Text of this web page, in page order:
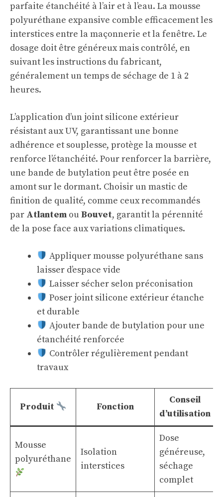
parfaite étanchéité à l’air et à l’eau. La mousse
polyuréthane expansive comble efficacement les
interstices entre la maçonnerie et la fenêtre. Le
dosage doit être généreux mais contrôlé, en
suivant les instructions du fabricant,
généralement un temps de séchage de 1 à 2
heures.
L’application d’un joint silicone extérieur
résistant aux UV, garantissant une bonne
adhérence et souplesse, protège la mousse et
renforce l’étanchéité. Pour renforcer la barrière,
une bande de butylation peut être posée en
amont sur le dormant. Choisir un mastic de
finition de qualité, comme ceux recommandés
par Atlantem ou Bouvet, garantit la pérennité
de la pose face aux variations climatiques.
Appliquer mousse polyuréthane sans
laisser d’espace vide
Laisser sécher selon préconisation
Poser joint silicone extérieur étanche
et durable
Ajouter bande de butylation pour une
étanchéité renforcée
Contrôler régulièrement pendant
travaux
Produit Fonction
Conseil
d’utilisation
Mousse
polyuréthane
Isolation
interstices
Dose
généreuse,
séchage
complet